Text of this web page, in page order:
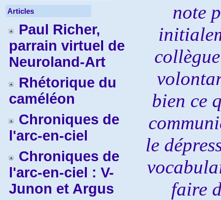
Articles
Paul Richer,
parrain virtuel de
Neuroland-Art
Rhétorique du
caméléon
Chroniques de
l'arc-en-ciel
Chroniques de
l'arc-en-ciel : V-
Junon et Argus
note
bien ce
le
faire